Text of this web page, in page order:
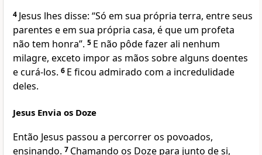
4 Jesus lhes disse: “Só em sua própria terra, entre seus
parentes e em sua própria casa, é que um profeta
não tem honra”. 5 E não pôde fazer ali nenhum
milagre, exceto impor as mãos sobre alguns doentes
e curá-los. 6 E ficou admirado com a incredulidade
deles.
Jesus Envia os Doze
Então Jesus passou a percorrer os povoados,
ensinando. 7 Chamando os Doze para junto de si,